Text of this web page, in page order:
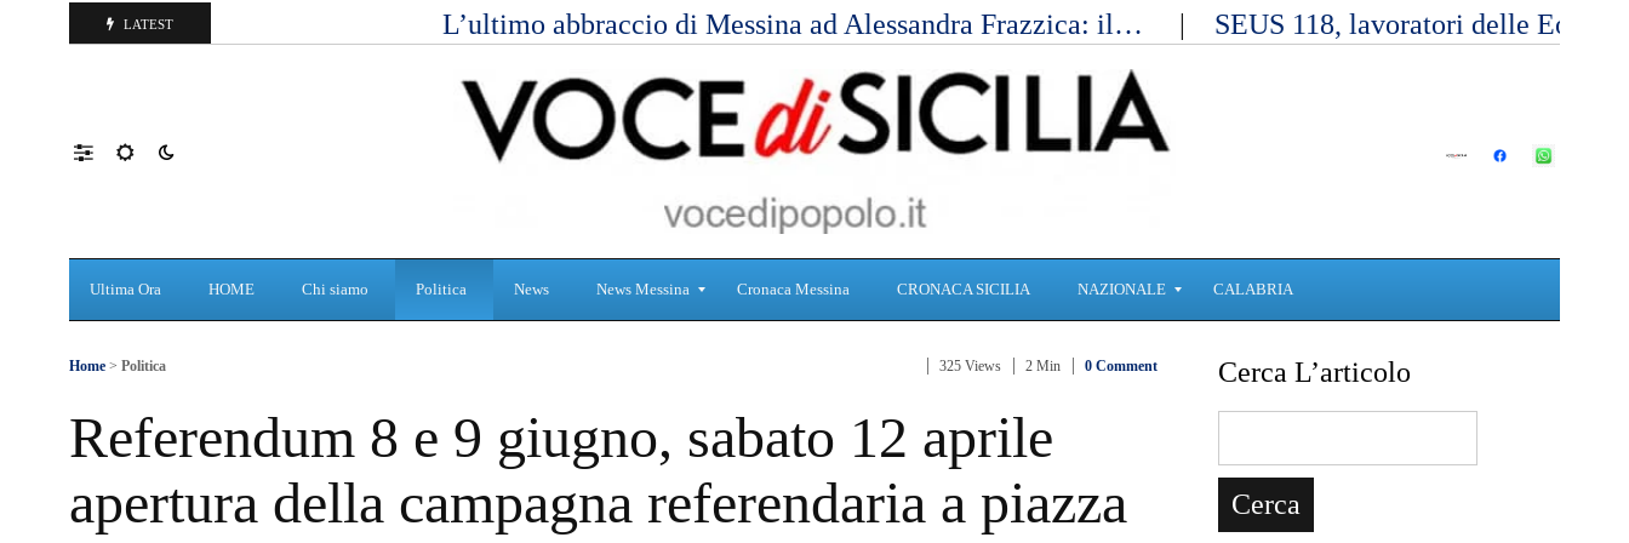
LATEST L’ultimo abbraccio di Messina ad Alessandra Frazzica: il… SEUS 118, lavoratori delle
Ultima Ora HOME Chi siamo Politica News News Messina
n
i
à
Cronaca Messina CRONACA SICILIA NAZIONALE
c
a
CALABRIA
Home > Politica 325 Views 2 Min 0 Comment
Referendum 8 e 9 giugno, sabato 12 aprile
apertura della campagna referendaria a piazza
Cerca L’articolo